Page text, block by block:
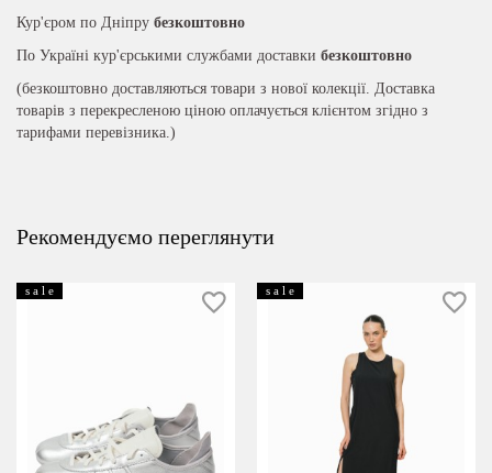
Кур'єром по Дніпру безкоштовно
По Україні кур'єрськими службами доставки безкоштовно
(безкоштовно доставляються товари з нової колекції. Доставка
товарів з перекресленою ціною оплачується клієнтом згідно з
тарифами перевізника.)
Рекомендуємо переглянути
s a l e s a l e